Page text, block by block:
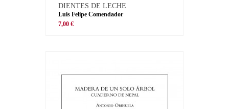
DIENTES DE LECHE
Luis Felipe Comendador
7,00 €